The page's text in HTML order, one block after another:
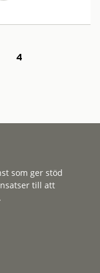
4
som ger stöd
till att